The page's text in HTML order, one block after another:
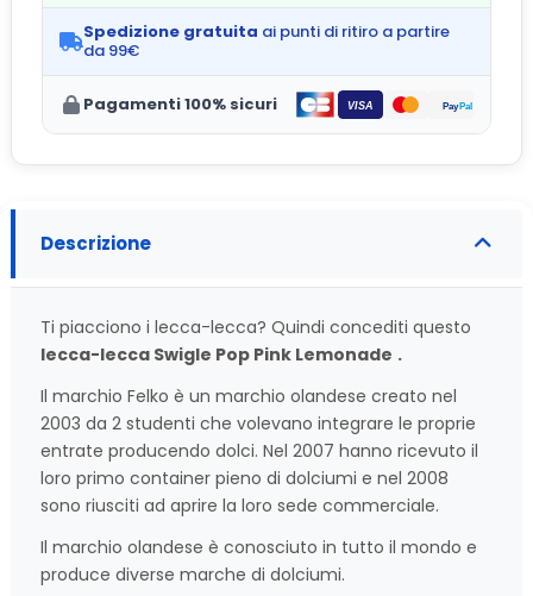
Spedizione gratuita ai punti di ritiro a partire
da 99€
Pagamenti 100% sicuri
Descrizione
Ti piacciono i lecca-lecca? Quindi concediti questo
lecca-lecca Swigle Pop Pink Lemonade .
Il marchio Felko è un marchio olandese creato nel
2003 da 2 studenti che volevano integrare le proprie
entrate producendo dolci. Nel 2007 hanno ricevuto il
loro primo container pieno di dolciumi e nel 2008
sono riusciti ad aprire la loro sede commerciale.
Il marchio olandese è conosciuto in tutto il mondo e
produce diverse marche di dolciumi.